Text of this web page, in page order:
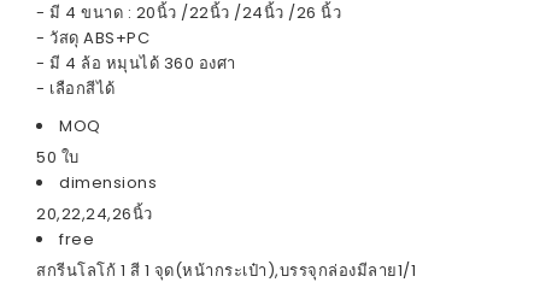
- มี 4 ขนาด : 20นิ้ว /22นิ้ว /24นิ้ว /26 นิ้ว
- วัสดุ ABS+PC
- มี 4 ล้อ หมุนได้ 360 องศา
- เลือกสีได้
MOQ
50 ใบ
dimensions
20,22,24,26นิ้ว
free
สกรีนโลโก้ 1 สี 1 จุด(หน้ากระเป๋า),บรรจุกล่องมีลาย1/1